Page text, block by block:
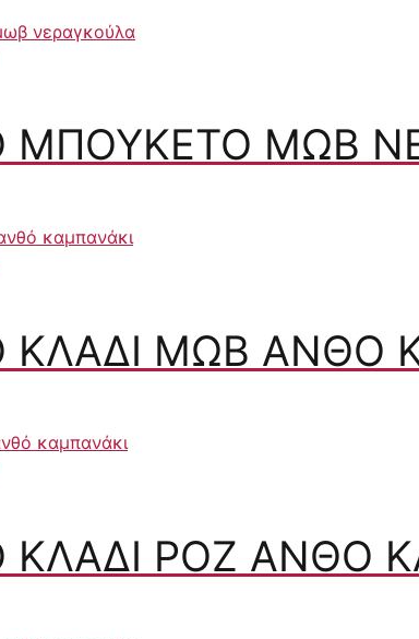
ΜΠΟΥΚΈΤΟ ΜΩΒ
ΚΛΑΔΊ ΜΩΒ ΑΝΘΌ
ΚΛΑΔΊ ΡΟΖ ΑΝΘΌ